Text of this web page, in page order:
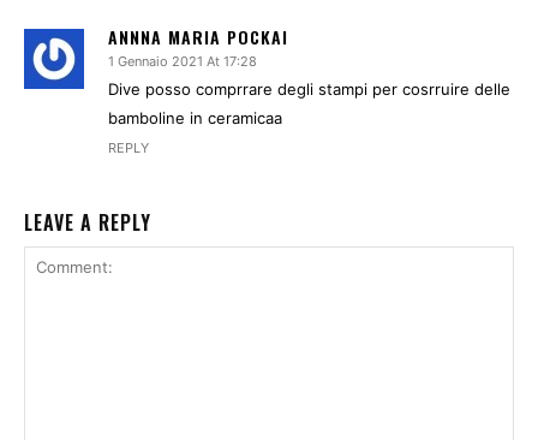
ANNNA MARIA POCKAI
1 Gennaio 2021 At 17:28
Dive posso comprrare degli stampi per cosrruire delle
bamboline in ceramicaa
REPLY
LEAVE A REPLY